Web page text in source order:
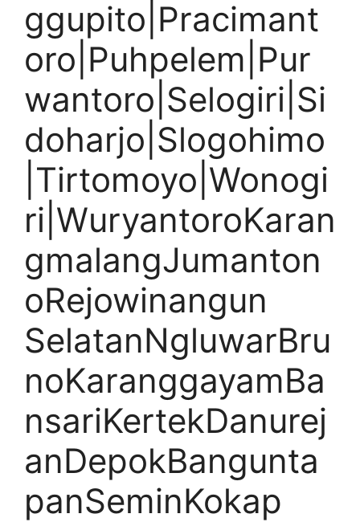
ggupito|Pracimant
oro|Puhpelem|Pur
wantoro|Selogiri|Si
doharjo|Slogohimo
|Tirtomoyo|Wonogi
ri|WuryantoroKaran
gmalangJumanton
oRejowinangun
SelatanNgluwarBru
noKaranggayamBa
nsariKertekDanurej
anDepokBangunta
panSeminKokap